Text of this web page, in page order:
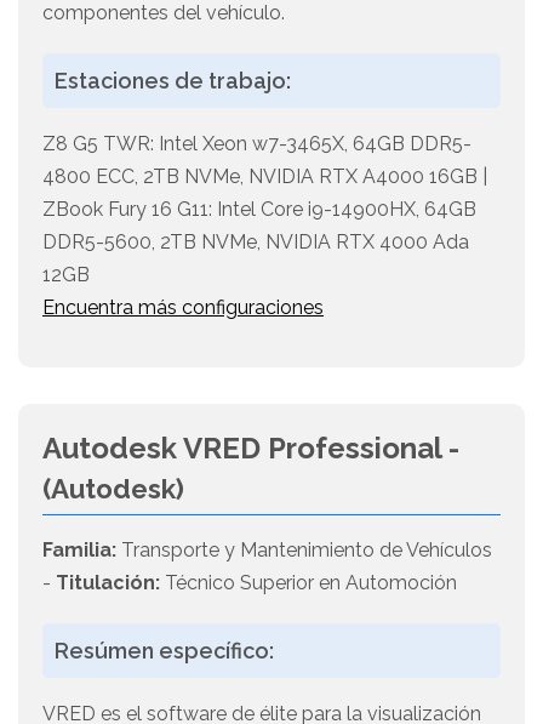
componentes del vehículo.
Estaciones de trabajo:
Z8 G5 TWR: Intel Xeon w7-3465X, 64GB DDR5-
4800 ECC, 2TB NVMe, NVIDIA RTX A4000 16GB |
ZBook Fury 16 G11: Intel Core i9-14900HX, 64GB
DDR5-5600, 2TB NVMe, NVIDIA RTX 4000 Ada
12GB
Encuentra más configuraciones
Autodesk VRED Professional -
(Autodesk)
Familia: Transporte y Mantenimiento de Vehículos
- Titulación: Técnico Superior en Automoción
Resúmen específico:
VRED es el software de élite para la visualización